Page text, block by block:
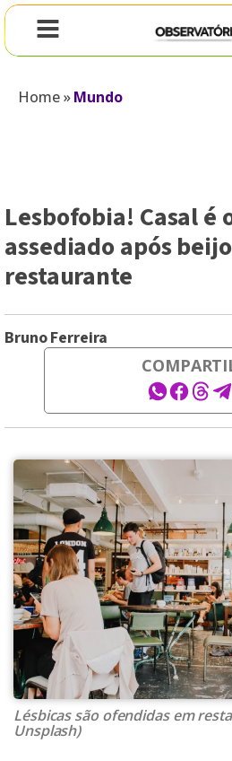
Home»Mundo
Lesbofobia! Casal é
assediado após
restaurante
Bruno Ferreira
Lésbicas são ofendidas em
Unsplash)